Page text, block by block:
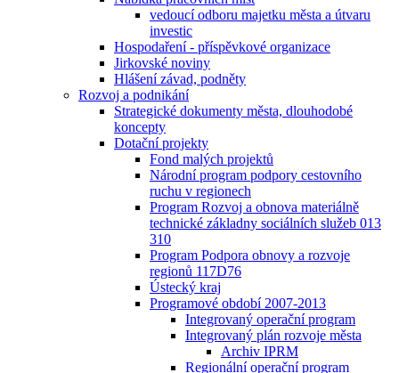
vedoucí odboru majetku města a útvaru
investic
Hospodaření - příspěvkové organizace
Jirkovské noviny
Hlášení závad, podněty
Rozvoj a podnikání
Strategické dokumenty města, dlouhodobé
koncepty
Dotační projekty
Fond malých projektů
Národní program podpory cestovního
ruchu v regionech
Program Rozvoj a obnova materiálně
technické základny sociálních služeb 013
310
Program Podpora obnovy a rozvoje
regionů 117D76
Ústecký kraj
Programové období 2007-2013
Integrovaný operační program
Integrovaný plán rozvoje města
Archiv IPRM
Regionální operační program